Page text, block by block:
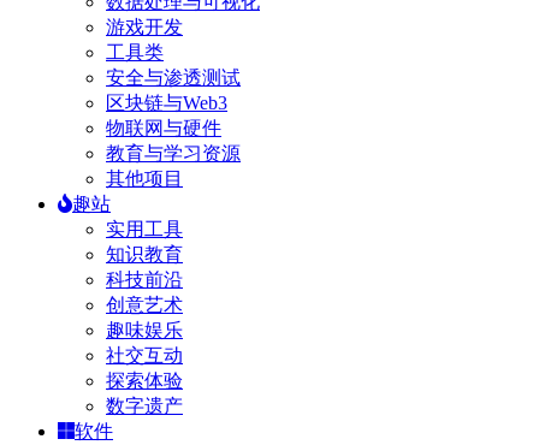
游戏开发
工具类
安全与渗透测试
区块链与Web3
物联网与硬件
教育与学习资源
其他项目
趣站
实用工具
知识教育
科技前沿
创意艺术
趣味娱乐
社交互动
探索体验
数字遗产
软件